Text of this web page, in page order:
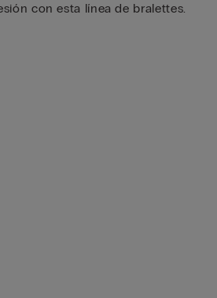
con esta línea de bralettes.